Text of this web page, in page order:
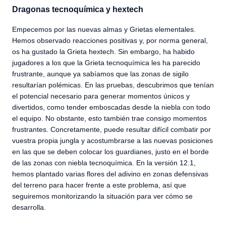
Dragonas tecnoquímica y hextech
Empecemos por las nuevas almas y Grietas elementales.
Hemos observado reacciones positivas y, por norma general,
os ha gustado la Grieta hextech. Sin embargo, ha habido
jugadores a los que la Grieta tecnoquímica les ha parecido
frustrante, aunque ya sabíamos que las zonas de sigilo
resultarían polémicas. En las pruebas, descubrimos que tenían
el potencial necesario para generar momentos únicos y
divertidos, como tender emboscadas desde la niebla con todo
el equipo. No obstante, esto también trae consigo momentos
frustrantes. Concretamente, puede resultar difícil combatir por
vuestra propia jungla y acostumbrarse a las nuevas posiciones
en las que se deben colocar los guardianes, justo en el borde
de las zonas con niebla tecnoquímica. En la versión 12.1,
hemos plantado varias flores del adivino en zonas defensivas
del terreno para hacer frente a este problema, así que
seguiremos monitorizando la situación para ver cómo se
desarrolla.